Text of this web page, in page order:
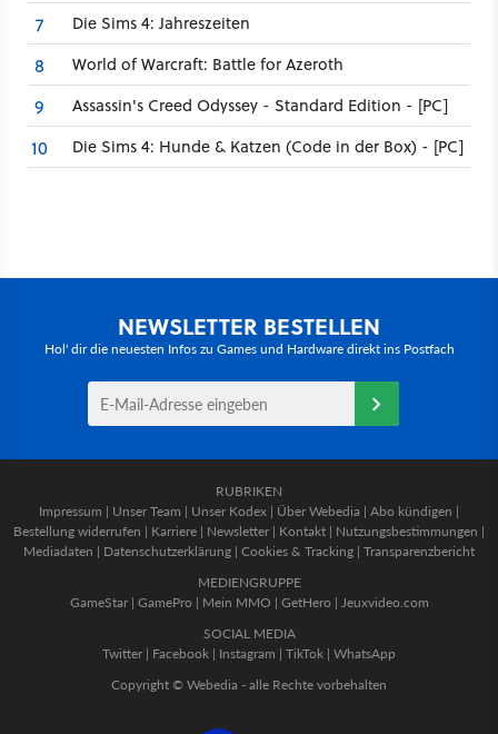
7 Die Sims 4: Jahreszeiten
8 World of Warcraft: Battle for Azeroth
9 Assassin's Creed Odyssey - Standard Edition - [PC]
10 Die Sims 4: Hunde & Katzen (Code in der Box) - [PC]
NEWSLETTER BESTELLEN
Hol' dir die neuesten Infos zu Games und Hardware direkt ins Postfach
RUBRIKEN
Impressum | Unser Team | Unser Kodex | Über Webedia | Abo kündigen |
Bestellung widerrufen | Karriere | Newsletter | Kontakt | Nutzungsbestimmungen |
Mediadaten | Datenschutzerklärung | Cookies & Tracking | Transparenzbericht
MEDIENGRUPPE
GameStar| GamePro | Mein MMO | GetHero | Jeuxvideo.com
SOCIAL MEDIA
Twitter | Facebook | Instagram | TikTok | WhatsApp
Copyright © Webedia - alle Rechte vorbehalten